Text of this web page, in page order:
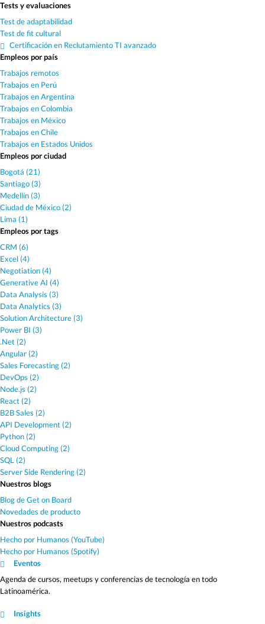
Tests y evaluaciones
Test de adaptabilidad
Test de fit cultural
Certificación en Reclutamiento TI avanzado
Empleos por país
Trabajos remotos
Trabajos en Perú
Trabajos en Argentina
Trabajos en Colombia
Trabajos en México
Trabajos en Chile
Trabajos en Estados Unidos
Empleos por ciudad
Bogotá (21)
Santiago (3)
Medellín (3)
Ciudad de México (2)
Lima (1)
Empleos por tags
CRM (6)
Excel (4)
Negotiation (4)
Generative AI (4)
Data Analysis (3)
Data Analytics (3)
Solution Architecture (3)
Power BI (3)
.Net (2)
Angular (2)
Sales Forecasting (2)
DevOps (2)
Node.js (2)
React (2)
B2B Sales (2)
API Development (2)
Python (2)
Cloud Computing (2)
SQL (2)
Server Side Rendering (2)
Nuestros blogs
Blog de Get on Board
Novedades de producto
Nuestros podcasts
Hecho por Humanos (YouTube)
Hecho por Humanos (Spotify)
Eventos
Agenda de cursos, meetups y conferencias de tecnología en todo
Latinoamérica.
Insights